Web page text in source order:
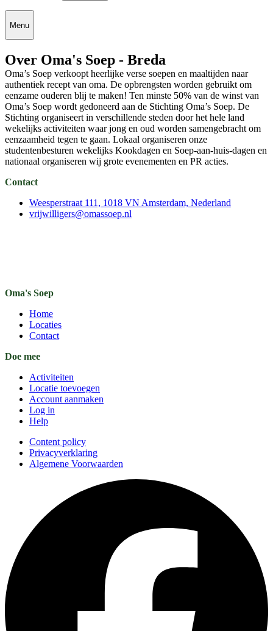
Menu
Over Oma's Soep - Breda
Oma’s Soep verkoopt heerlijke verse soepen en maaltijden naar
authentiek recept van oma. De opbrengsten worden gebruikt om
eenzame ouderen blij te maken! Ten minste 50% van de winst van
Oma’s Soep wordt gedoneerd aan de Stichting Oma’s Soep. De
Stichting organiseert in verschillende steden door het hele land
wekelijks activiteiten waar jong en oud worden samengebracht om
eenzaamheid tegen te gaan. Lokaal organiseren onze
studentenbesturen wekelijks Kookdagen en Soep-aan-huis-dagen en
nationaal organiseren wij grote evenementen en PR acties.
Contact
Weesperstraat 111, 1018 VN Amsterdam, Nederland
vrijwilligers@omassoep.nl
Oma's Soep
Home
Locaties
Contact
Doe mee
Activiteiten
Locatie toevoegen
Account aanmaken
Log in
Help
Content policy
Privacyverklaring
Algemene Voorwaarden